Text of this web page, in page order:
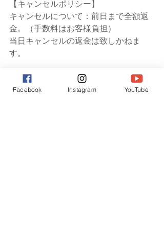
【キャンセルポリシー】
キャンセルについて：前日まで全額返
金。（手数料はお客様負担）
当日キャンセルの返金は致しかねま
す。
Facebook Instagram YouTube